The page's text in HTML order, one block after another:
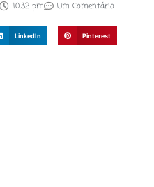
10:32 pm Um Comentário
LinkedIn Pinterest